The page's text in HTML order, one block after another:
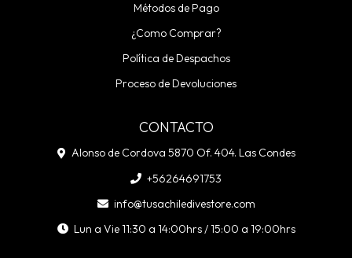
Métodos de Pago
¿Como Comprar?
Política de Despachos
Proceso de Devoluciones
CONTACTO
Alonso de Cordova 5870 Of. 404. Las Condes
+56264691753
info@tusachiledivestore.com
Lun a Vie 11:30 a 14:00hrs / 15:00 a 19:00hrs